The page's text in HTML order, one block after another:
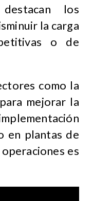
los
la carga
o de
como la
mejorar la
en plantas de
es